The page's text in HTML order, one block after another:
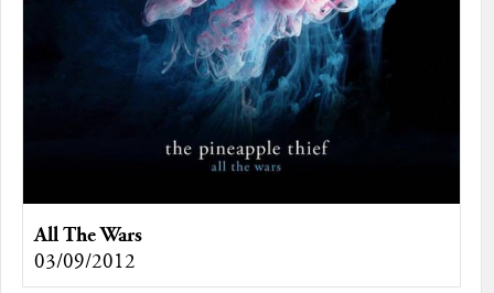
All The Wars
03/09/2012